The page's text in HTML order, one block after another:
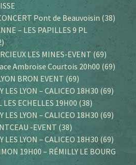
Pont de Beauvoisin (38)
– LES PAPILLES 9 PL
LES MINES-EVENT (69)
Ambroise Courtois 20h00 (69)
BRON EVENT (69)
LES LYON – CALICEO 18H30 (69)
ECHELLES 19H00 (38)
LES LYON – CALICEO 18H30 (69)
-EVENT (38)
LES LYON – CALICEO 18H30 (69)
19H00 – RÉMILLY LE BOURG